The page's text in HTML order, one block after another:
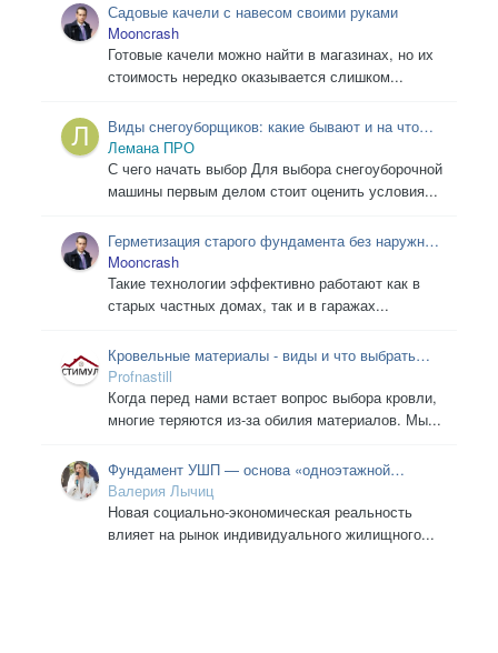
Садовые качели с навесом своими руками
Mooncrash
Готовые качели можно найти в магазинах, но их
стоимость нередко оказывается слишком...
Виды снегоуборщиков: какие бывают и на что
обратить внимание при выборе
Лемана ПРО
С чего начать выбор Для выбора снегоуборочной
машины первым делом стоит оценить условия...
Герметизация старого фундамента без наружных
раскопок
Mooncrash
Такие технологии эффективно работают как в
старых частных домах, так и в гаражах...
Кровельные материалы - виды и что выбрать
для крыши
Profnastill
Когда перед нами встает вопрос выбора кровли,
многие теряются из-за обилия материалов. Мы...
Фундамент УШП — основа «одноэтажной
России»
Валерия Лычиц
Новая социально-экономическая реальность
влияет на рынок индивидуального жилищного...